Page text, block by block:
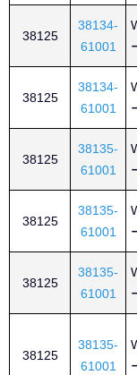
38125
38134-
61001
38125
38134-
61001
38125
38135-
61001
38125
38135-
61001
38125
38135-
61001
38125
38135-
61001